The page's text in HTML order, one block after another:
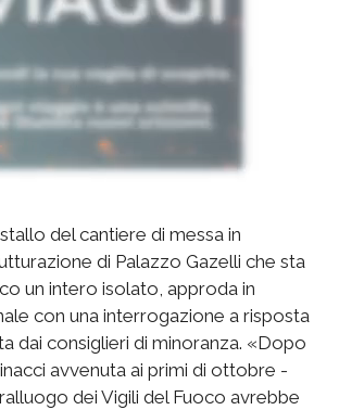
del cantiere di messa in
di Palazzo Gazelli che sta
un intero isolato, approda in
con una interrogazione a risposta
dai consiglieri di minoranza. «Dopo
avvenuta ai primi di ottobre -
dei Vigili del Fuoco avrebbe